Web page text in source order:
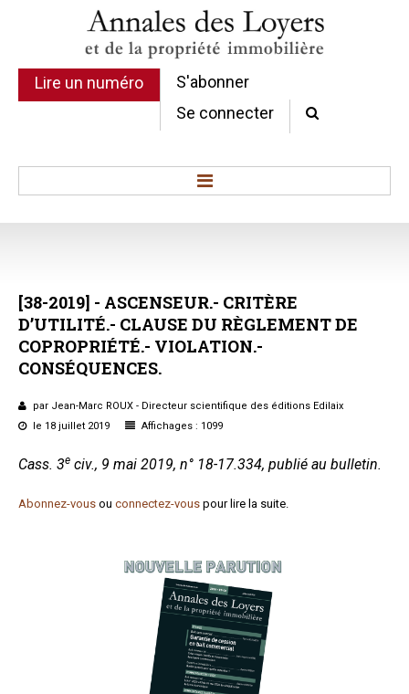
Lire un numéro
S'abonner
Se connecter
Sommaires
Chroniques
Etudes de texte
Réponses ministérielles
Conclusions et Rapports
Formez-vous !
[38-2019] - ASCENSEUR.- CRITÈRE
D’UTILITÉ.- CLAUSE DU RÈGLEMENTDE
COPROPRIÉTÉ.- VIOLATION.-
CONSÉQUENCES.
par Jean-Marc ROUX - Directeur scientifique des éditions Edilaix
le 18 juillet 2019
Affichages : 1099
Cass. 3e civ., 9 mai 2019, n° 18-17.334, publié au bulletin.
Abonnez-vous ou connectez-vous pour lire la suite.